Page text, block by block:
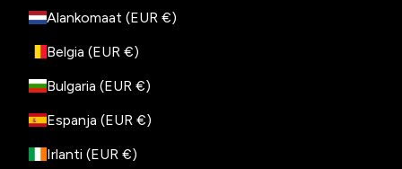
Alankomaat (EUR €)
Belgia (EUR €)
Bulgaria (EUR €)
Espanja (EUR €)
Irlanti (EUR €)